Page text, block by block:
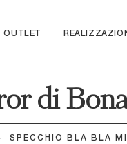
OUTLET
di
- SPECCHIO BLA BLA